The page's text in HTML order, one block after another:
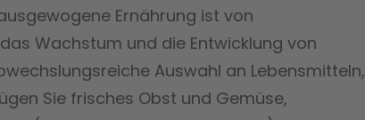
Ernährung ist von
Wachstum und die Entwicklung von
Auswahl an Lebensmitteln,
Sie frisches Obst und Gemüse,